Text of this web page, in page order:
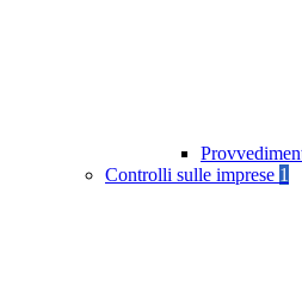
Controlli sulle imprese 1